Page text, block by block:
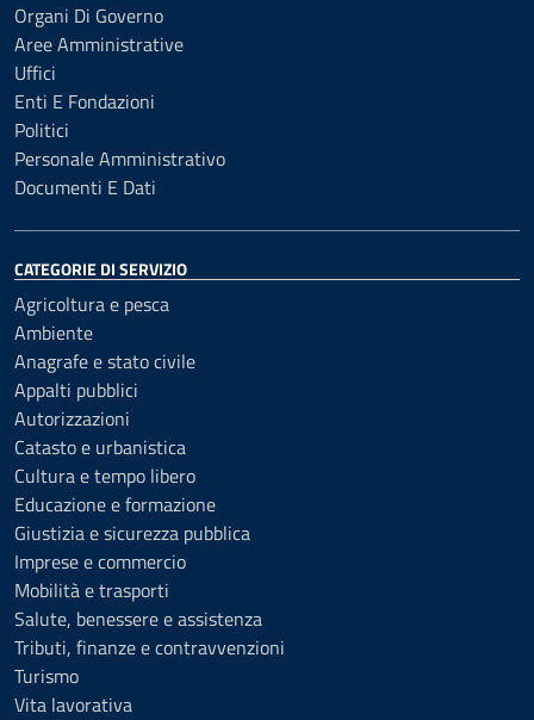
Organi Di Governo
Aree Amministrative
Uffici
Enti E Fondazioni
Politici
Personale Amministrativo
Documenti E Dati
CATEGORIE DI SERVIZIO
Agricoltura e pesca
Ambiente
Anagrafe e stato civile
Appalti pubblici
Autorizzazioni
Catasto e urbanistica
Cultura e tempo libero
Educazione e formazione
Giustizia e sicurezza pubblica
Imprese e commercio
Mobilità e trasporti
Salute, benessere e assistenza
Tributi, finanze e contravvenzioni
Turismo
Vita lavorativa